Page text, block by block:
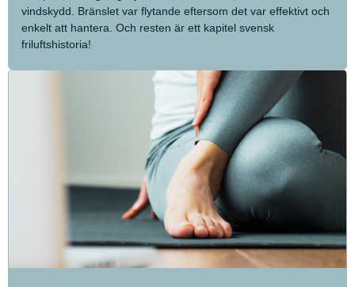
vindskydd. Bränslet var flytande eftersom det var effektivt och
enkelt att hantera. Och resten är ett kapitel svensk
friluftshistoria!